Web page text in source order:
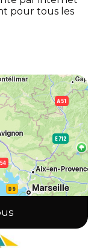
pour tous les